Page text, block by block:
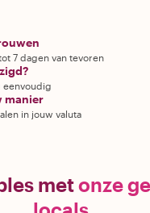
7 dagen van tevoren
eenvoudig
manier
in jouw valuta
metonze